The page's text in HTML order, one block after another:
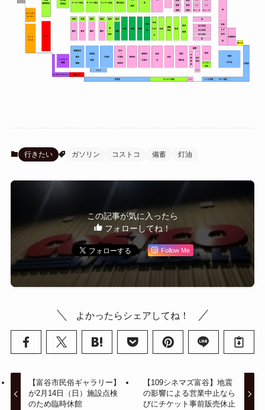
行きたい ガソリン コストコ 備蓄 灯油
この記事が気に入ったら
フォローしてね！
Follow Me
よかったらシェアしてね！
【富谷市民俗ギャラリー】
が2月14日（日）施設点検
のため臨時休館
【109シネマズ富谷】地震
の影響による営業中止なら
びにチケット事前販売休止